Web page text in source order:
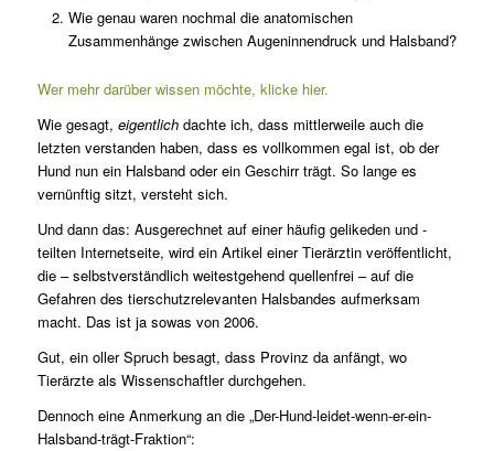
Wie genau waren nochmal die anatomischen
Zusammenhänge zwischen Augeninnendruck und Halsband?
Wer mehr darüber wissen möchte, klicke hier.
Wie gesagt, eigentlichdachte ich, dass mittlerweile auch die
letzten verstanden haben, dass es vollkommen egal ist, ob der
Hund nun ein Halsband oder ein Geschirr trägt. So lange es
vernünftig sitzt, versteht sich.
Und dann das: Ausgerechnet auf einer häufig gelikeden und -
teilten Internetseite, wird ein Artikel einer Tierärztin veröffentlicht,
die – selbstverständlich weitestgehend quellenfrei – auf die
Gefahren des tierschutzrelevanten Halsbandes aufmerksam
macht. Das ist ja sowas von 2006.
Gut, ein oller Spruch besagt, dass Provinz da anfängt, wo
Tierärzte als Wissenschaftler durchgehen.
Dennoch eine Anmerkung an die „Der-Hund-leidet-wenn-er-ein-
Halsband-trägt-Fraktion“: